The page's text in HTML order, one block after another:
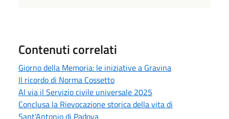
Contenuti correlati
Giorno della Memoria: le iniziative a Gravina
Il ricordo di Norma Cossetto
Al via il Servizio civile universale 2025
Conclusa la Rievocazione storica della vita di
Sant’Antonio di Padova